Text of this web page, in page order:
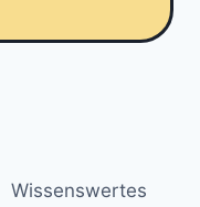
Wissenswertes